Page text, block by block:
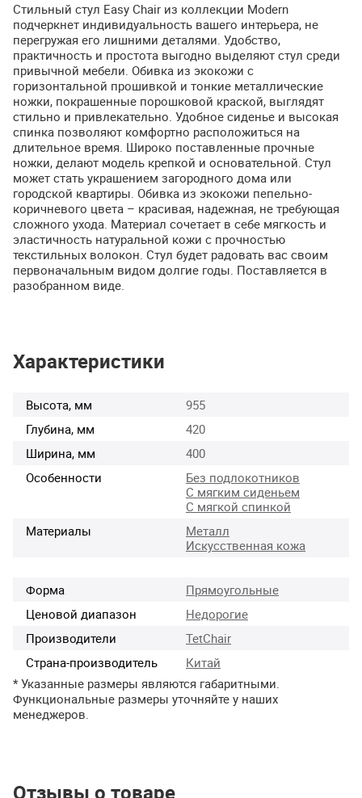
Стильный стул Easy Chair из коллекции Modern
подчеркнет индивидуальность вашего интерьера, не
перегружая его лишними деталями. Удобство,
практичность и простота выгодно выделяют стул среди
привычной мебели. Обивка из экокожи с
горизонтальной прошивкой и тонкие металлические
ножки, покрашенные порошковой краской, выглядят
стильно и привлекательно. Удобное сиденье и высокая
спинка позволяют комфортно расположиться на
длительное время. Широко поставленные прочные
ножки, делают модель крепкой и основательной. Стул
может стать украшением загородного дома или
городской квартиры. Обивка из экокожи пепельно-
коричневого цвета – красивая, надежная, не требующая
сложного ухода. Материал сочетает в себе мягкость и
эластичность натуральной кожи с прочностью
текстильных волокон. Стул будет радовать вас своим
первоначальным видом долгие годы. Поставляется в
разобранном виде.
Характеристики
Высота, мм
955
Глубина, мм
420
Ширина, мм
400
Особенности
Без подлокотников
С мягким сиденьем
С мягкой спинкой
Материалы
Металл
Искусственная кожа
Форма
Прямоугольные
Ценовой диапазон
Недорогие
Производители
TetChair
Страна-производитель
Китай
* Указанные размеры являются габаритными.
Функциональные размеры уточняйте у наших
менеджеров.
Отзывы о товаре